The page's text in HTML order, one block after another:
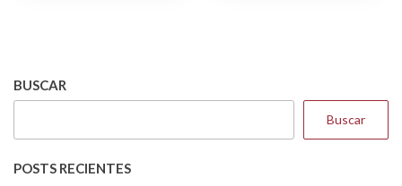
BUSCAR
Buscar
POSTS RECIENTES